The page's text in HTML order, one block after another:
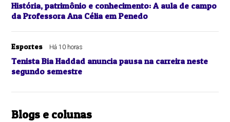
História, patrimônio e conhecimento: A aula de campo
da Professora Ana Célia em Penedo
Esportes Há 10 horas
Tenista Bia Haddad anuncia pausa na carreira neste
segundo semestre
Blogs e colunas